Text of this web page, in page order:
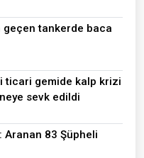
geçen tankerde baca
ticari gemide kalp krizi
sevk edildi
Aranan 83 Şüpheli